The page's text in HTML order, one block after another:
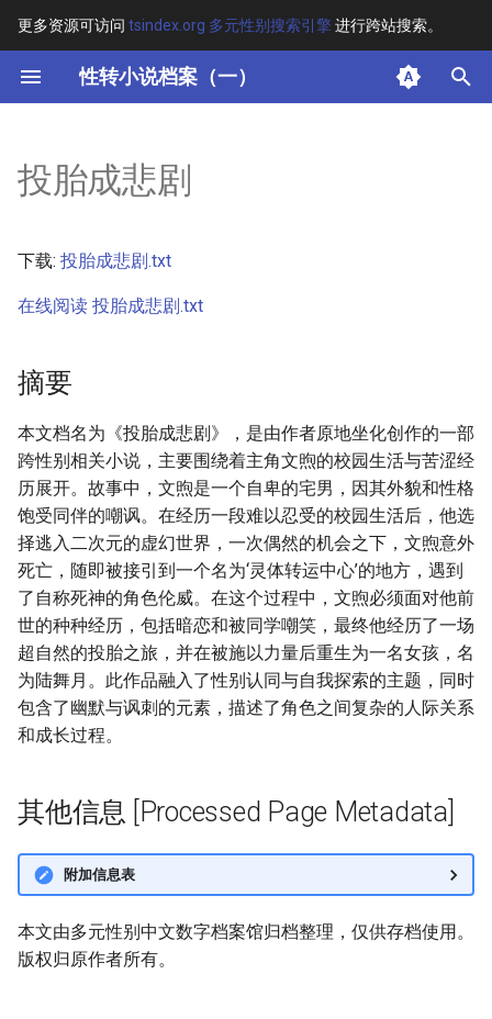
更多资源可访问 tsindex.org 多元性别搜索引擎进行跨站搜索。
性转小说档案（一）
键
开
搜
索
其他信息 [Processed Page
投胎成悲剧
下载: 投胎成悲剧.txt
在线阅读 投胎成悲剧.txt
摘要
本文档名为《投胎成悲剧》，是由作者原地坐化创作的一部
跨性别相关小说，主要围绕着主角文煦的校园生活与苦涩经
历展开。故事中，文煦是一个自卑的宅男，因其外貌和性格
饱受同伴的嘲讽。在经历一段难以忍受的校园生活后，他选
择逃入二次元的虚幻世界，一次偶然的机会之下，文煦意外
死亡，随即被接引到一个名为‘灵体转运中心’的地方，遇到
了自称死神的角色伦威。在这个过程中，文煦必须面对他前
世的种种经历，包括暗恋和被同学嘲笑，最终他经历了一场
超自然的投胎之旅，并在被施以力量后重生为一名女孩，名
为陆舞月。此作品融入了性别认同与自我探索的主题，同时
包含了幽默与讽刺的元素，描述了角色之间复杂的人际关系
和成长过程。
其他信息 [Processed Page Metadata]
附加信息表
本文由多元性别中文数字档案馆归档整理，仅供存档使用。
版权归原作者所有。